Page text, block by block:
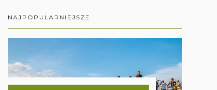
NAJPOPULARNIEJSZE